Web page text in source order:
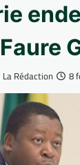
La Rédaction 8